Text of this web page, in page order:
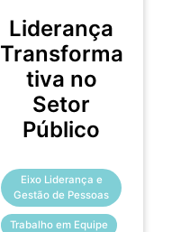
Liderança
Transforma
tiva no
Setor
Público
Eixo Liderança e
Gestão de Pessoas
Trabalho em Equipe